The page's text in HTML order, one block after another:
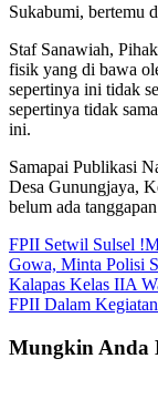
Sukabumi, bertemu
Staf Sanawiah,
fisik yang di bawa
sepertinya ini tidak
sepertinya tidak
ini.
Samapai Publikasi
Desa Gunungjaya,
belum ada
Navigasi
pos
FPII Setwil Sulsel
Gowa, Minta Polisi
Kalapas Kelas IIA
FPII Dalam
Mungkin Anda